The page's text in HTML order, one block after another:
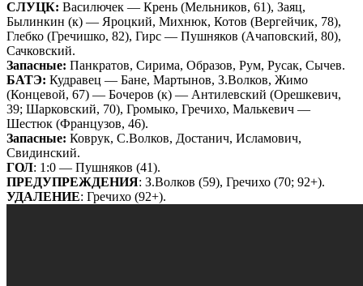
СЛУЦК: Василючек — Крень (Мельников, 61), Заяц,
Былинкин (к) — Яроцкий, Михнюк, Котов (Вергейчик, 78),
Глебко (Гречишко, 82), Гирс — Пушняков (Ачаповский, 80),
Сачковский.
Запасные: Панкратов, Сирима, Образов, Рум, Русак, Сычев.
БАТЭ: Кудравец — Бане, Мартынов, З.Волков, Жимо
(Концевой, 67) — Бочеров (к) — Антилевский (Орешкевич,
39; Шарковский, 70), Громыко, Гречихо, Малькевич —
Шестюк (Французов, 46).
Запасные: Коврук, С.Волков, Достанич, Исламович,
Свидинский.
ГОЛ: 1:0 — Пушняков (41).
ПРЕДУПРЕЖДЕНИЯ: З.Волков (59), Гречихо (70; 92+).
УДАЛЕНИЕ: Гречихо (92+).